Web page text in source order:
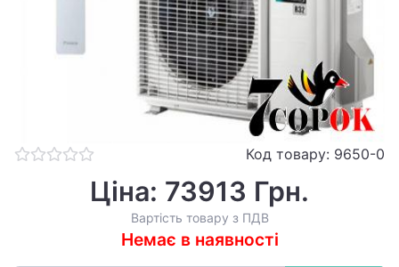
Код товару: 9650-0
Ціна: 73913 Грн.
Вартість товару з ПДВ
Немає в наявності